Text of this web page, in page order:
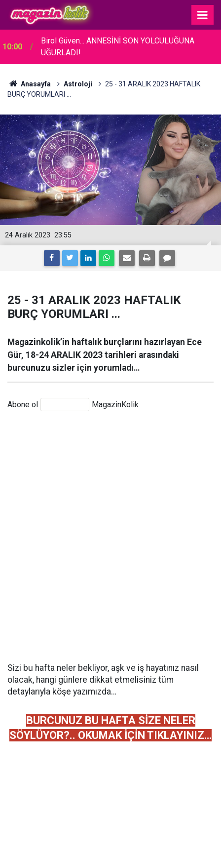
04:16 Güner Özkul... BABASININ TELİF DAVASI ZAFERİ!
Anasayfa Astroloji
25 - 31 ARALIK 2023 HAFTALIK
BURÇ YORUMLARI ...
23:55
24 Aralık 2023
25 - 31 ARALIK 2023 HAFTALIK
BURÇ YORUMLARI ...
Magazinkolik’in haftalık burçlarını hazırlayan Ece
Gür, 18-24 ARALIK 2023 tarihleri arasındaki
burcunuzu sizler için yorumladı…
Abone ol MagazinKolik
Sizi bu hafta neler bekliyor, aşk ve iş hayatınız nasıl
olacak, hangi günlere dikkat etmelisiniz tüm
detaylarıyla köşe yazımızda…
BURCUNUZ BU HAFTA SİZE NELER
SÖYLÜYOR?.. OKUMAK İÇİN TIKLAYINIZ…